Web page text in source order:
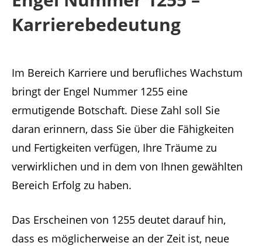
Karrierebedeutung
Im Bereich Karriere und berufliches Wachstum
bringt der Engel Nummer 1255 eine
ermutigende Botschaft. Diese Zahl soll Sie
daran erinnern, dass Sie über die Fähigkeiten
und Fertigkeiten verfügen, Ihre Träume zu
verwirklichen und in dem von Ihnen gewählten
Bereich Erfolg zu haben.
Das Erscheinen von 1255 deutet darauf hin,
dass es möglicherweise an der Zeit ist, neue